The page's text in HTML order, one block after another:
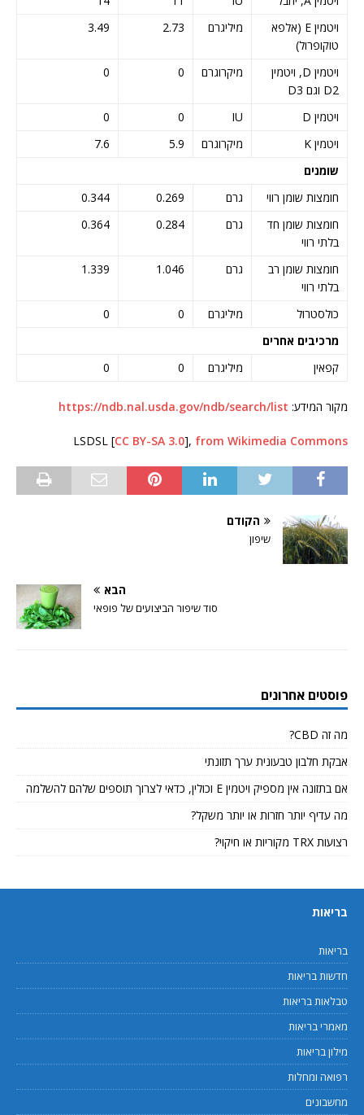
ויטמין E (אלפא
טוקופרול)
מיליגרם 2.73
3.49
ויטמין D, ויטמין
D2 וגם D3
מיקרוגרם 0
0
ויטמין D IU
0
0
ויטמין K
מיקרוגרם 5.9
7.6
שומנים
חומצות שומן רווי
גרם 0.269
0.344
חומצות שומן חד
בלתי רווי
גרם 0.284
0.364
חומצות שומן רב
בלתי רווי
גרם 1.046
1.339
כולסטרול מיליגרם 0
0
מרכיבים אחרים
קפאין
מיליגרם 0
0
מקור המידע: https://ndb.nal.usda.gov/ndb/search/list
LSDSL [CC BY-SA 3.0], from Wikimedia Commons
הקודם
שיפון
הבא
סוד שיפור הביצועים של פופאי
פוסטים אחרונים
מה זה CBD?
אבקת חלבון טבעונית ערך תזונתי
אם בתזונה אין מספיק ויטמין E וכולין, כדאי לצרוך תוספים שלהם להשלמה
מה עדיף יותר חזרות או יותר משקל?
רצועות TRX מקוריות או חיקוי?
בריאות
בריאות
חדשות בריאות
טבלאות בריאות
מאמרי בריאות
מילון בריאות
רפואה ומחלות
מחשבונים